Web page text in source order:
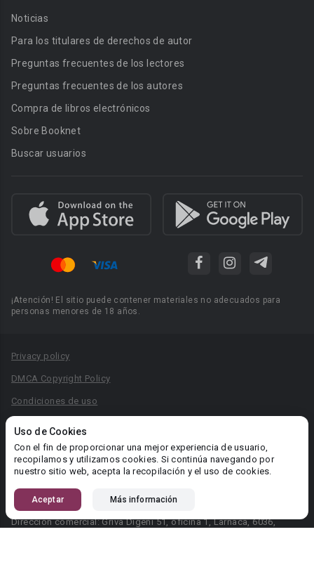
Uso de Cookies
Con el fin de proporcionar una mejor experiencia de usuario,
recopilamos y utilizamos cookies. Si continúa navegando por
nuestro sitio web, acepta la recopilación y el uso de cookies.
Aceptar Más información
Noticias
Para los titulares de derechos de autor
Preguntas frecuentes de los lectores
Preguntas frecuentes de los autores
Compra de libros electrónicos
Sobre Booknet
Buscar usuarios
¡Atención! El sitio puede contener materiales no adecuados para
personas menores de 18 años.
Privacy policy
DMCA Copyright Policy
Condiciones de uso
Reglas para la publicación de libros
Área RR.PP.: pr@booknet.com
© 2026 Booknet. Todos los derechos reservados.
Dirección comercial: Griva Digeni 51, oficina 1, Larnaca, 6036,